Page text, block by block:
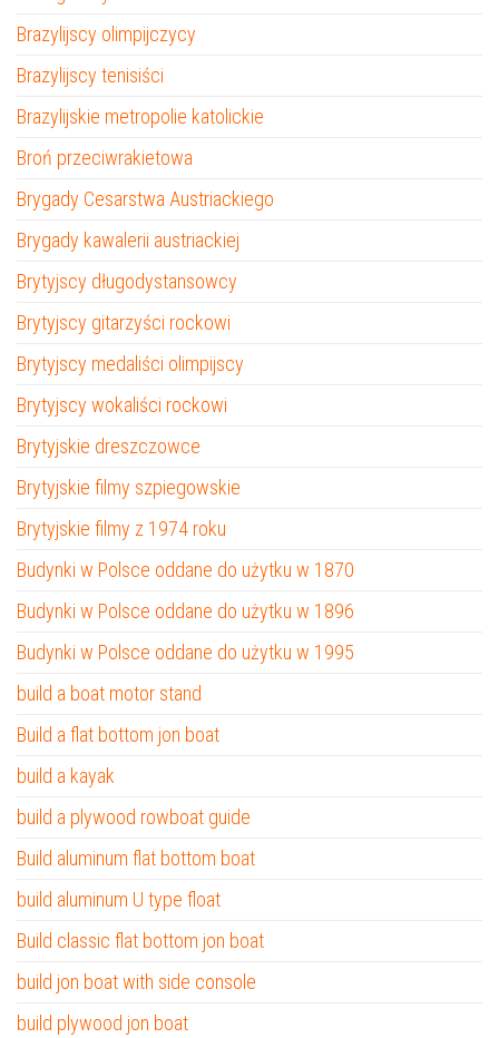
Brazylijscy olimpijczycy
Brazylijscy tenisiści
Brazylijskie metropolie katolickie
Broń przeciwrakietowa
Brygady Cesarstwa Austriackiego
Brygady kawalerii austriackiej
Brytyjscy długodystansowcy
Brytyjscy gitarzyści rockowi
Brytyjscy medaliści olimpijscy
Brytyjscy wokaliści rockowi
Brytyjskie dreszczowce
Brytyjskie filmy szpiegowskie
Brytyjskie filmy z 1974 roku
Budynki w Polsce oddane do użytku w 1870
Budynki w Polsce oddane do użytku w 1896
Budynki w Polsce oddane do użytku w 1995
build a boat motor stand
Build a flat bottom jon boat
build a kayak
build a plywood rowboat guide
Build aluminum flat bottom boat
build aluminum U type float
Build classic flat bottom jon boat
build jon boat with side console
build plywood jon boat